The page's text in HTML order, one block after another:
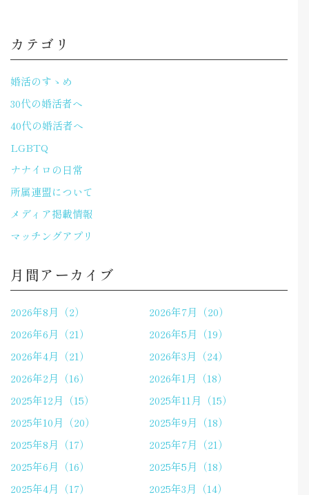
カテゴリ
婚活のすゝめ
30代の婚活者へ
40代の婚活者へ
LGBTQ
ナナイロの日常
所属連盟について
メディア掲載情報
マッチングアプリ
月間アーカイブ
2026年8月（2）
2026年7月（20）
2026年6月（21）
2026年5月（19）
2026年4月（21）
2026年3月（24）
2026年2月（16）
2026年1月（18）
2025年12月（15）
2025年11月（15）
2025年10月（20）
2025年9月（18）
2025年8月（17）
2025年7月（21）
2025年6月（16）
2025年5月（18）
2025年4月（17）
2025年3月（14）